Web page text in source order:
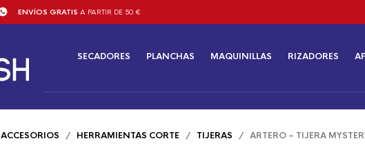
ENVÍOS GRATIS A PARTIR DE 50 €
SECADORES PLANCHAS MAQUINILLAS RIZADORES
ACCESORIOS / HERRAMIENTAS CORTE / TIJERAS / ARTERO – TIJERA